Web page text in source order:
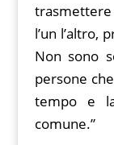
trasmettere
l’un l’altro,
Non sono
persone
tempo e
comune.”